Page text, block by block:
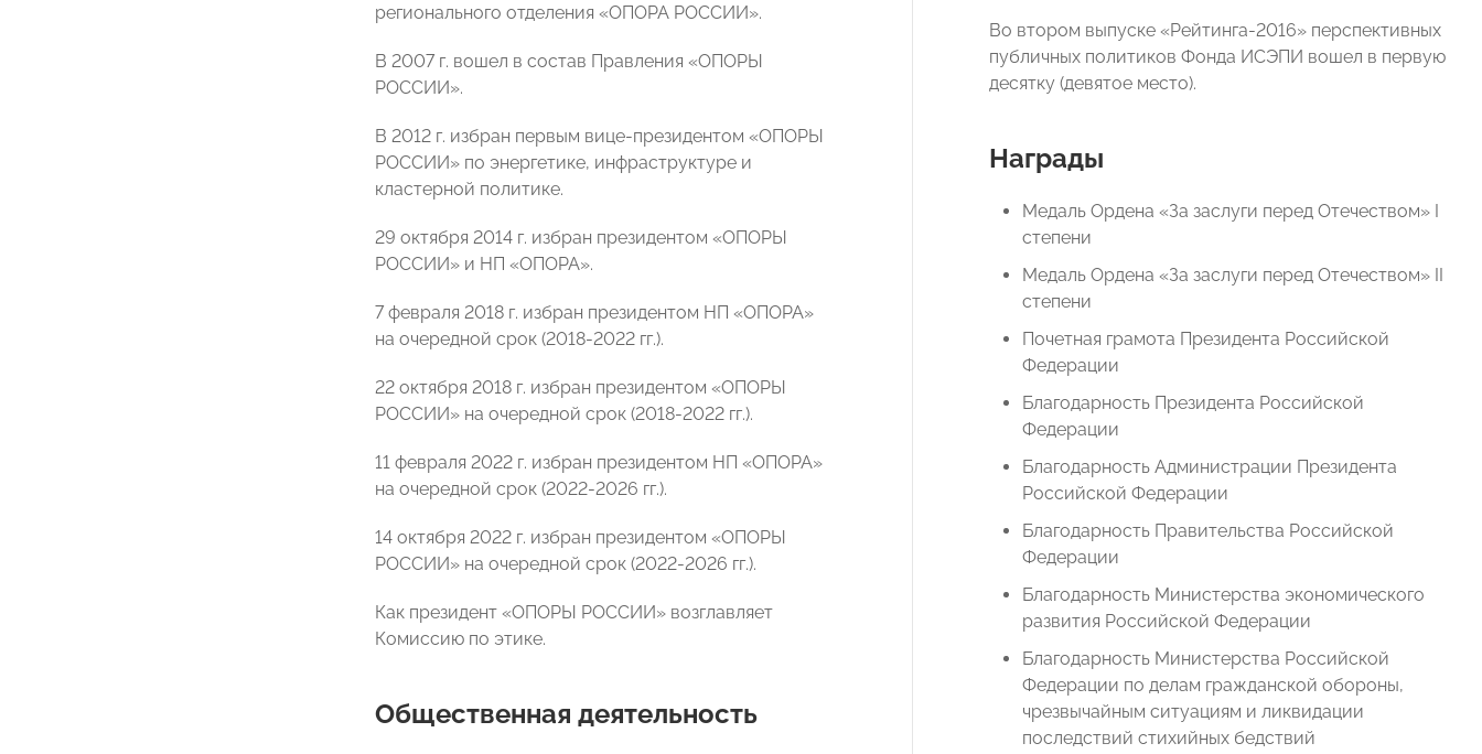
регионального отделения «ОПОРА РОССИИ».
В 2007 г. вошел в состав Правления «ОПОРЫ
РОССИИ».
В 2012 г. избран первым вице-президентом «ОПОРЫ
РОССИИ» по энергетике, инфраструктуре и
кластерной политике.
29 октября 2014 г. избран президентом «ОПОРЫ
РОССИИ» и НП «ОПОРА».
7 февраля 2018 г. избран президентом НП «ОПОРА»
на очередной срок (2018-2022 гг.).
22 октября 2018 г. избран президентом «ОПОРЫ
РОССИИ» на очередной срок (2018-2022 гг.).
11 февраля 2022 г. избран президентом НП «ОПОРА»
на очередной срок (2022-2026 гг.).
14 октября 2022 г. избран президентом «ОПОРЫ
РОССИИ» на очередной срок (2022-2026 гг.).
Как президент «ОПОРЫ РОССИИ» возглавляет
Комиссию по этике.
Общественная деятельность
Во втором выпуске «Рейтинга-2016» перспективных
публичных политиков Фонда ИСЭПИ вошел в первую
десятку (девятое место).
Награды
Медаль Ордена «За заслуги перед Отечеством» I
степени
Медаль Ордена «За заслуги перед Отечеством» II
степени
Почетная грамота Президента Российской
Федерации
Благодарность Президента Российской
Федерации
Благодарность Администрации Президента
Российской Федерации
Благодарность Правительства Российской
Федерации
Благодарность Министерства экономического
развития Российской Федерации
Благодарность Министерства Российской
Федерации по делам гражданской обороны,
чрезвычайным ситуациям и ликвидации
последствий стихийных бедствий